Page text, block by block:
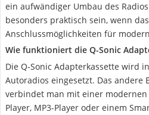
ein aufwändiger Umbau des
besonders praktisch sein, wenn
Anschlussmöglichkeiten für
Wie funktioniert die Q-Sonic
Die Q-Sonic Adapterkassette wird
Autoradios eingesetzt. Das andere
verbindet man mit einer
Player, MP3-Player oder einem